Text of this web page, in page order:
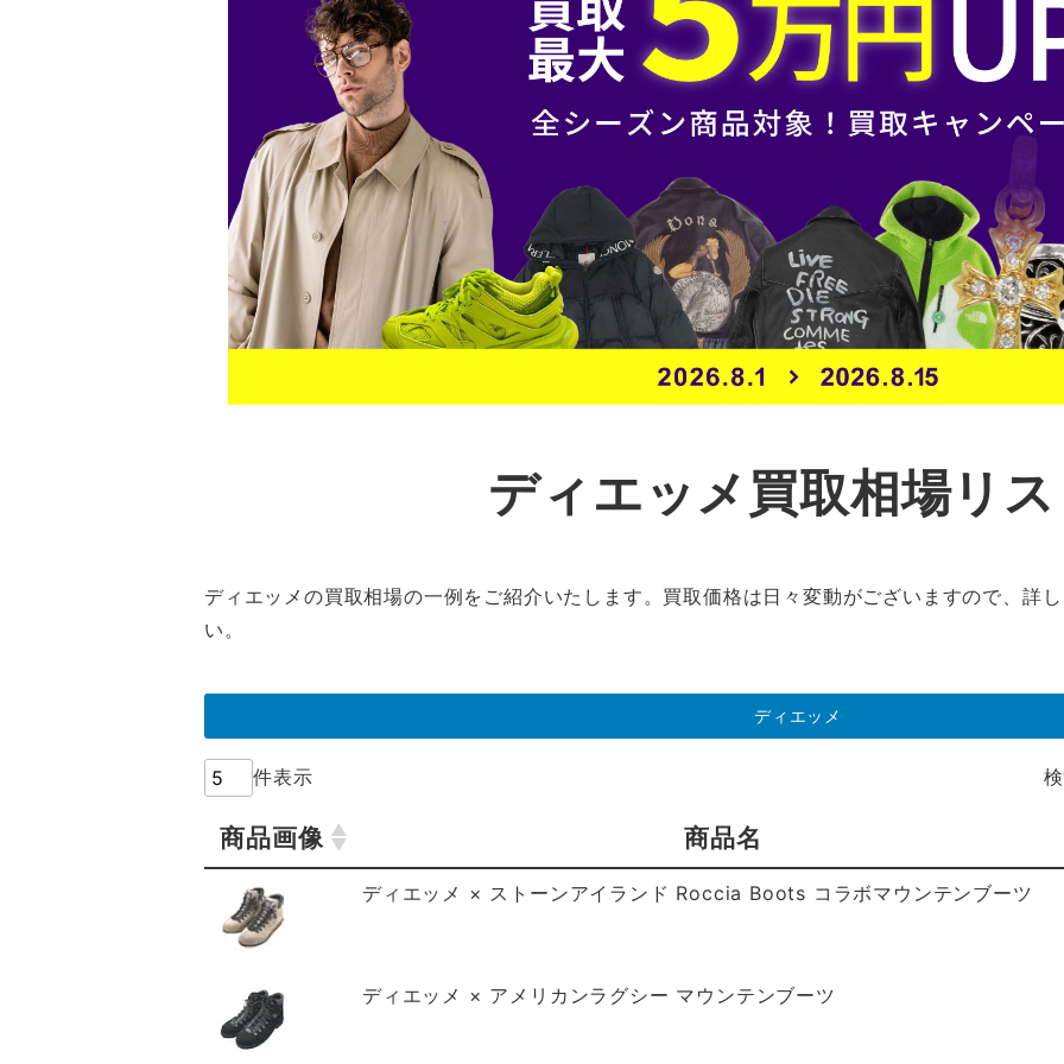
ディエッメ買取相場リ
ディエッメの買取相場の一例をご紹介いたします。買取価格は日々変動がございますので、詳
い。
ディエッメ
件表示
商品画像
商品名
商品画像
商品名
ディエッメ × ストーンアイランド Roccia Boots コラボマウンテンブーツ
ディエッメ × アメリカンラグシー マウンテンブーツ